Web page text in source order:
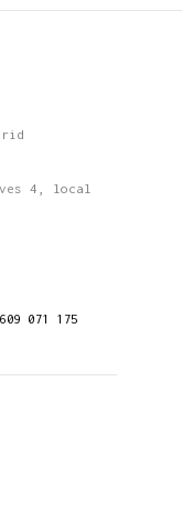
4, local
071 175